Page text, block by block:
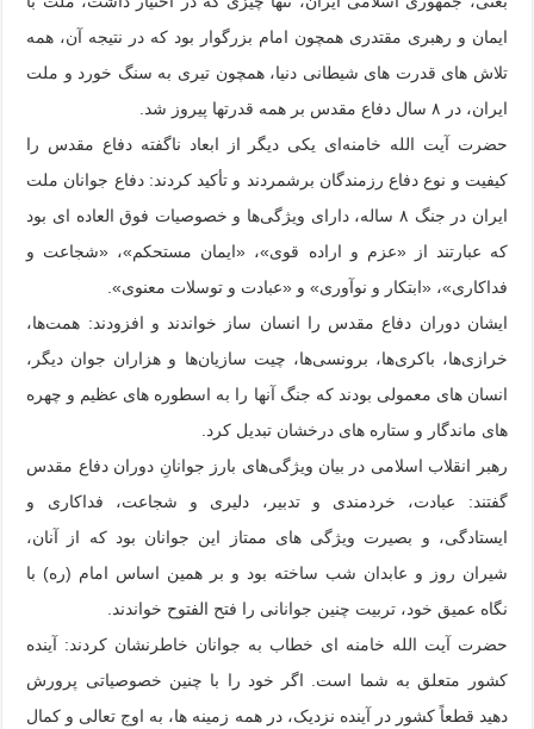
ایمان و رهبری مقتدری همچون امام بزرگوار بود که در نتیجه آن، همه
تلاش های قدرت های شیطانی دنیا، همچون تیری به سنگ خورد و ملت
ایران، در ۸ سال دفاع مقدس بر همه قدرتها پیروز شد.
حضرت آیت الله خامنه‌ای یکی دیگر از ابعاد ناگفته دفاع مقدس را
کیفیت و نوع دفاع رزمندگان برشمردند و تأکید کردند: دفاع جوانان ملت
ایران در جنگ ۸ ساله، دارای ویژگی‌ها و خصوصیات فوق العاده ای بود
که عبارتند از «عزم و اراده قوی»، «ایمان مستحکم»، «شجاعت و
فداکاری»، «ابتکار و نوآوری» و «عبادت و توسلات معنوی».
ایشان دوران دفاع مقدس را انسان ساز خواندند و افزودند: همت‌ها،
خرازی‌ها، باکری‌ها، برونسی‌ها، چیت سازیان‌ها و هزاران جوان دیگر،
انسان های معمولی بودند که جنگ آنها را به اسطوره های عظیم و چهره
های ماندگار و ستاره های درخشان تبدیل کرد.
رهبر انقلاب اسلامی در بیان ویژگی‌های بارز جوانانِ دوران دفاع مقدس
گفتند: عبادت، خردمندی و تدبیر، دلیری و شجاعت، فداکاری و
ایستادگی، و بصیرت ویژگی های ممتاز این جوانان بود که از آنان،
شیران روز و عابدان شب ساخته بود و بر همین اساس امام (ره) با
نگاه عمیق خود، تربیت چنین جوانانی را فتح الفتوح خواندند.
حضرت آیت الله خامنه ای خطاب به جوانان خاطرنشان کردند: آینده
کشور متعلق به شما است. اگر خود را با چنین خصوصیاتی پرورش
دهید قطعاً کشور در آینده نزدیک، در همه زمینه ها، به اوج تعالی و کمال